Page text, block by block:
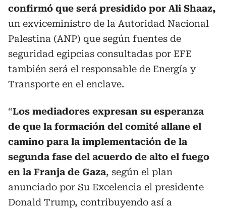
confirmó que será presidido por Ali Shaaz,
un exviceministro de la Autoridad Nacional
Palestina (ANP) que según fuentes de
seguridad egipcias consultadas por EFE
también será el responsable de Energía y
Transporte en el enclave.
“Los mediadores expresan su esperanza
de que la formación del comité allane el
camino para la implementación de la
segunda fase del acuerdo de alto el fuego
en la Franja de Gaza, según el plan
anunciado por Su Excelencia el presidente
Donald Trump, contribuyendo así a